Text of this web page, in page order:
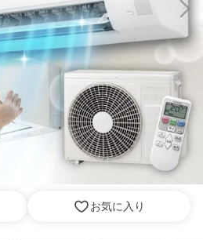
お気に入り